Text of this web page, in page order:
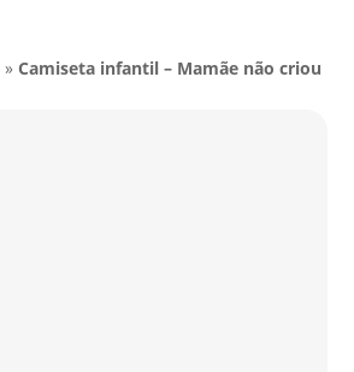
»Camiseta infantil – Mamãe não criou